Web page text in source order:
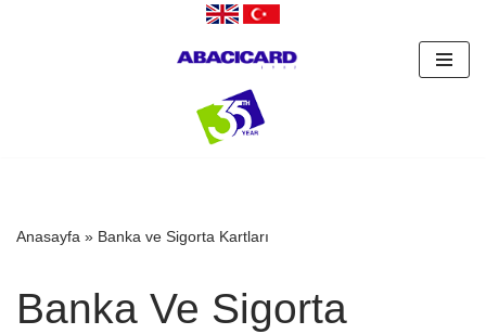
Anasayfa » Banka ve Sigorta Kartları
Banka Ve Sigorta